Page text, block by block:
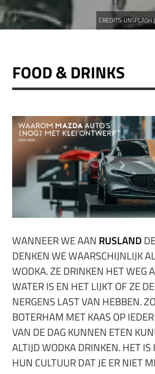
CREDITS:UNSPLASH
FOOD & DRINKS
WANNEER WE AAN RUSLAND
DENKEN WE WAARSCHIJNLIJK
WODKA. ZE DRINKEN HET WEG
WATER IS EN HET LIJKT OF ZE
NERGENS LAST VAN HEBBEN.
BOTERHAM MET KAAS OP
VAN DE DAG KUNNEN ETEN
ALTIJD WODKA DRINKEN. HET IS
HUN CULTUUR DAT JE ER NIET